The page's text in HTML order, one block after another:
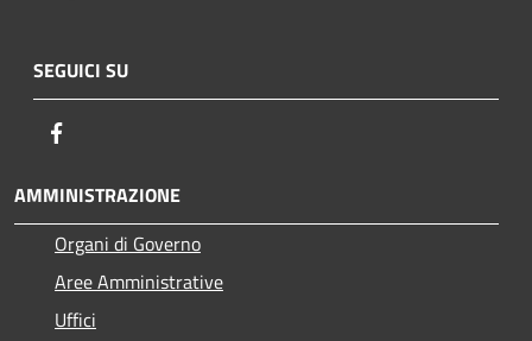
SEGUICI SU
AMMINISTRAZIONE
Organi di Governo
Aree Amministrative
Uffici